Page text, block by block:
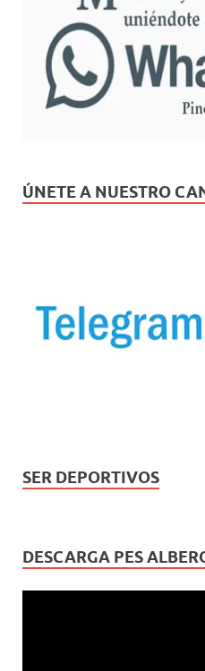
ÚNETE A NUESTRO
SER DEPORTIVOS
DESCARGA PES